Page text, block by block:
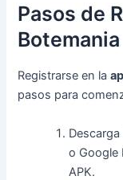
Pasos de
Botemania
Registrarse en la
pasos para
o Google
APK.